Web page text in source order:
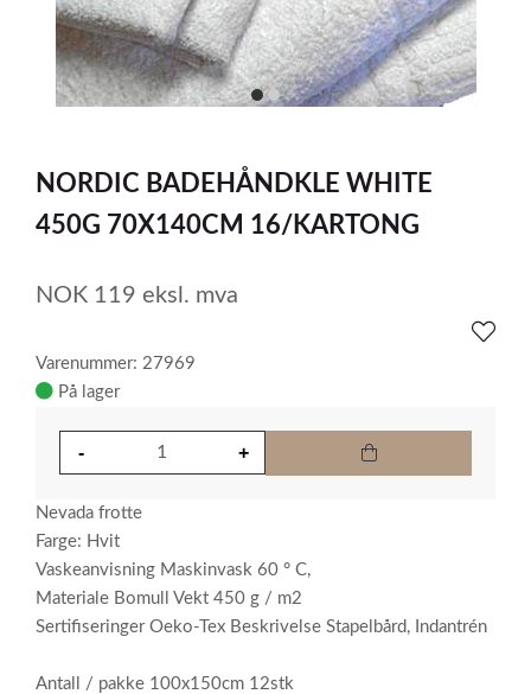
itemitem
of
2
NORDIC BADEHÅNDKLE WHITE
450G 70X140CM 16/KARTONG
NOK 119 eksl. mva
Varenummer: 27969
På lager
Nevada frotte
Farge: Hvit
Vaskeanvisning Maskinvask 60 ° C,
Materiale Bomull Vekt 450 g / m2
Sertifiseringer Oeko-Tex Beskrivelse Stapelbård, Indantrén
Antall / pakke 100x150cm 12stk